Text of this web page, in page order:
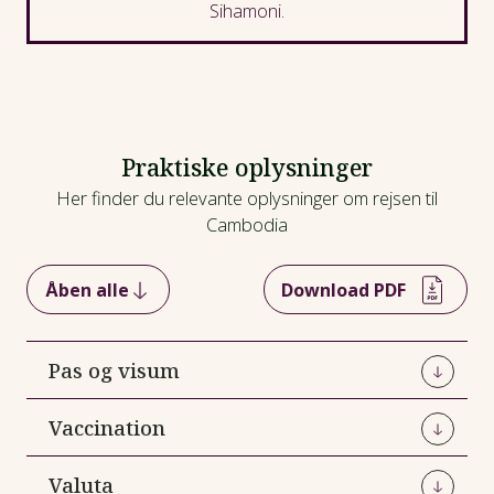
Sihamoni.
Praktiske oplysninger
Her finder du relevante oplysninger om rejsen til
Cambodia
Åben alle Download PDF
Pas og visum
Passet skal være gyldigt mindst 6 måneder efter
Vaccination
Valuta